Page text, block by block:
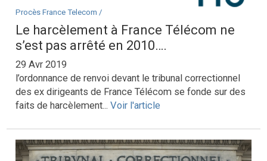
Procès France Telecom /
Le harcèlement à France Télécom ne
s’est pas arrêté en 2010….
29 Avr 2019
l’ordonnance de renvoi devant le tribunal correctionnel
des ex dirigeants de France Télécom se fonde sur des
faits de harcèlement...Voir l'article